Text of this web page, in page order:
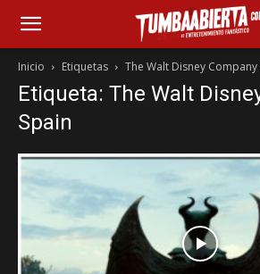
Inicio Etiquetas The Walt Disney Company
Etiqueta: The Walt
Spain